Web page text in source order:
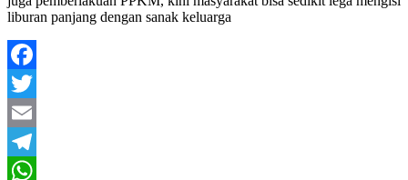
liburan panjang dengan sanak keluarga
Facebook
Twitter
Email
Telegram